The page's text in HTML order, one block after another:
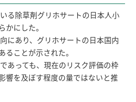
る除草剤グリホサートの日本人小
かにした。
にあり、グリホサートの日本国内
ることが示された。
あっても、現在のリスク評価の枠
響を及ぼす程度の量ではないと推